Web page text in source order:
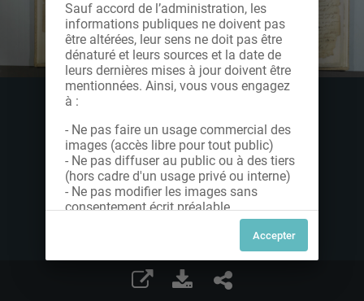
Sauf accord de l’administration, les
informations publiques ne doivent pas
être altérées, leur sens ne doit pas être
dénaturé et leurs sources et la date de
leurs dernières mises à jour doivent être
mentionnées. Ainsi, vous vous engagez
à :
- Ne pas faire un usage commercial des
images (accès libre pour tout public)
- Ne pas diffuser au public ou à des tiers
(hors cadre d'un usage privé ou interne)
- Ne pas modifier les images sans
consentement écrit préalable
Dans le cas contraire, nous vous invitons
à nous contacter afin de solliciter le type
de Licence souhaitée parmi celles
proposées et le cas échéant, acquitter